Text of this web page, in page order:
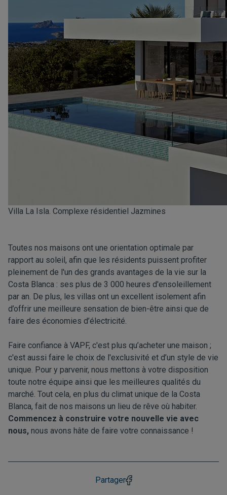
Villa La Isla. Complexe résidentiel Jazmines
Toutes nos maisons ont une orientation optimale par
rapport au soleil, afin que les résidents puissent profiter
pleinement de l'un des grands avantages de la vie sur la
Costa Blanca : ses plus de 3 000 heures d'ensoleillement
par an. De plus, les villas ont un excellent isolement afin
d’offrir une meilleure sensation de bien-être ainsi que de
faire des économies d’électricité.
Faire confiance à VAPF, c'est plus qu’acheter une maison ;
c'est aussi faire le choix de l'exclusivité et d’un style de vie
unique. Pour y parvenir, nous mettons à votre disposition
toute notre équipe ainsi que les meilleures qualités du
marché. Tout cela, en plus du climat unique de la Costa
Blanca, fait de nos maisons un lieu de rêve où habiter.
Commencez à construire votre nouvelle vie avec
nous, nous avons hâte de faire votre connaissance !
Partager